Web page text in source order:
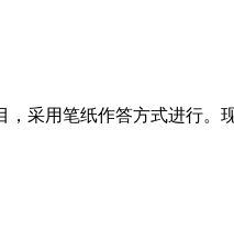
采用笔纸作答方式进行。